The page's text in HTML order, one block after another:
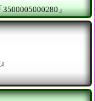
」
』